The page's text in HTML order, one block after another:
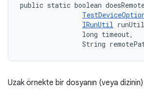
public static boolean
IRunUtil
                long timeout,
String
Uzak örnekte bir dosyanın (veya dizinin)